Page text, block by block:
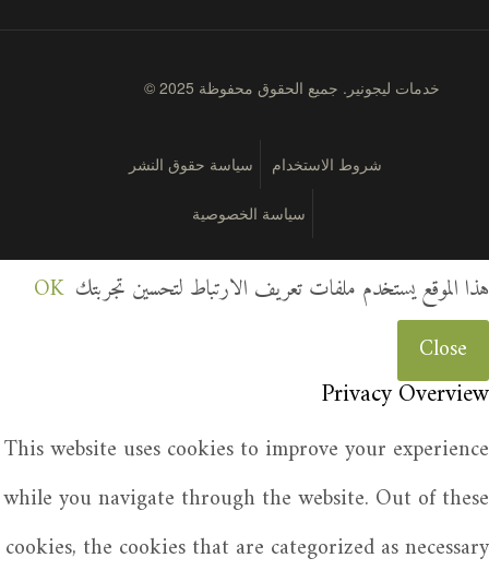
© 2025 خدمات ليجونير. جميع الحقوق محفوظة
شروط الاستخدام سياسة حقوق النشر
سياسة الخصوصية
هذا الموقع يستخدم ملفات تعريف الارتباط لتحسين تجربتك OK
Close
Privacy Overview
This website uses cookies to improve your experience
while you navigate through the website. Out of these
cookies, the cookies that are categorized as necessary